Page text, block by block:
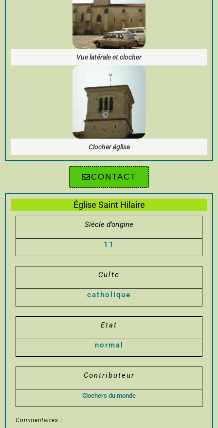
Vue latérale et clocher
Clocher église
CONTACT
Église Saint Hilaire
Siècle d’origine
11
Culte
catholique
Etat
normal
Contributeur
Clochers du monde
Commentaires :